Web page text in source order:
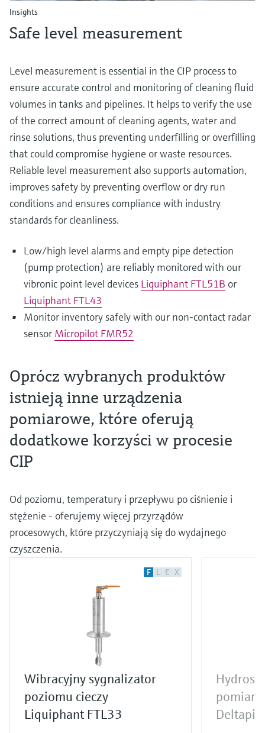
Insights
Safe level measurement
Level measurement is essential in the CIP process to
ensure accurate control and monitoring of cleaning fluid
volumes in tanks and pipelines. It helps to verify the use
of the correct amount of cleaning agents, water and
rinse solutions, thus preventing underfilling or overfilling
that could compromise hygiene or waste resources.
Reliable level measurement also supports automation,
improves safety by preventing overflow or dry run
conditions and ensures compliance with industry
standards for cleanliness.
Low/high level alarms and empty pipe detection
(pump protection) are reliably monitored with our
vibronic point level devices Liquiphant FTL51B or
Liquiphant FTL43
Monitor inventory safely with our non-contact radar
sensor Micropilot FMR52
Oprócz wybranych produktów
istnieją inne urządzenia
pomiarowe, które oferują
dodatkowe korzyści w procesie
CIP
Od poziomu, temperatury i przepływu po ciśnienie i
stężenie - oferujemy więcej przyrządów
procesowych, które przyczyniają się do wydajnego
czyszczenia.
F L E X
Wibracyjny sygnalizator
poziomu cieczy
Liquiphant FTL33
pomiar